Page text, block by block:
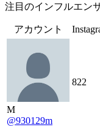
注目のインフルエン
アカウント
M
@930129m
822